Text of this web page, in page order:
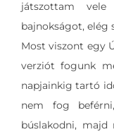
játszottam
bajnokságot, elég
Most viszont egy
verziót fogunk
napjainkig tartó
nem fog
búslakodni,